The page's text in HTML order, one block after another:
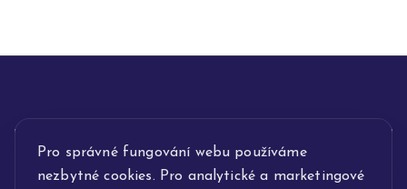
Pro správné fungování webu používáme
nezbytné cookies. Pro analytické a marketingové
INFORMACE